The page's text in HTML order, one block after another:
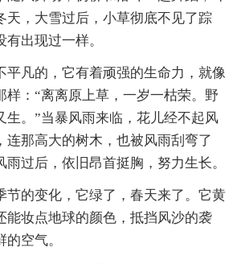
天，大雪过后，小草彻底不见了踪
出现过一样。
平凡的，它有着顽强的生命力，就像
样：“离离原上草，一岁一枯荣。野
生。”当暴风雨来临，花儿经不起风
连那高大的树木，也被风雨刮弯了
过后，依旧昂首挺胸，努力生长。
节的变化，它绿了，春天来了。它黄
能妆点地球的颜色，抵挡风沙的袭
空气。